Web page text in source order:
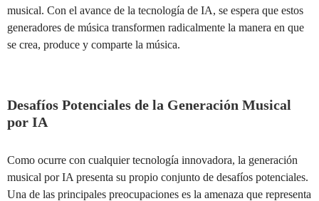
musical. Con el avance de la tecnología de IA, se espera que estos
generadores de música transformen radicalmente la manera en que
se crea, produce y comparte la música.
Desafíos Potenciales de la Generación Musical
por IA
Como ocurre con cualquier tecnología innovadora, la generación
musical por IA presenta su propio conjunto de desafíos potenciales.
Una de las principales preocupaciones es la amenaza que representa